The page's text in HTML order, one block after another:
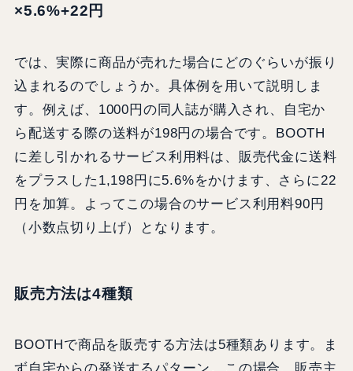
×5.6%+22円
では、実際に商品が売れた場合にどのぐらいが振り
込まれるのでしょうか。具体例を用いて説明しま
す。例えば、1000円の同人誌が購入され、自宅か
ら配送する際の送料が198円の場合です。BOOTH
に差し引かれるサービス利用料は、販売代金に送料
をプラスした1,198円に5.6%をかけます、さらに22
円を加算。よってこの場合のサービス利用料90円
（小数点切り上げ）となります。
販売方法は4種類
BOOTHで商品を販売する方法は5種類あります。ま